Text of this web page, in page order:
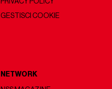
GESTISCI COOKIE
NETWORK